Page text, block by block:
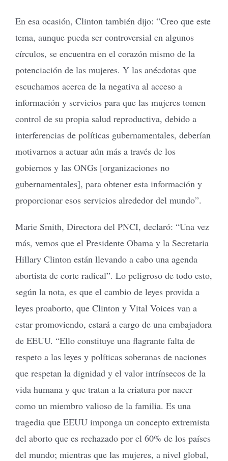
En esa ocasión, Clinton también dijo: “Creo que este
tema, aunque pueda ser controversial en algunos
círculos, se encuentra en el corazón mismo de la
potenciación de las mujeres. Y las anécdotas que
escuchamos acerca de la negativa al acceso a
información y servicios para que las mujeres tomen
control de su propia salud reproductiva, debido a
interferencias de políticas gubernamentales, deberían
motivarnos a actuar aún más a través de los
gobiernos y las ONGs [organizaciones no
gubernamentales], para obtener esta información y
proporcionar esos servicios alrededor del mundo”.
Marie Smith, Directora del PNCI, declaró: “Una vez
más, vemos que el Presidente Obama y la Secretaria
Hillary Clinton están llevando a cabo una agenda
abortista de corte radical”. Lo peligroso de todo esto,
según la nota, es que el cambio de leyes provida a
leyes proaborto, que Clinton y Vital Voices van a
estar promoviendo, estará a cargo de una embajadora
de EEUU. “Ello constituye una flagrante falta de
respeto a las leyes y políticas soberanas de naciones
que respetan la dignidad y el valor intrínsecos de la
vida humana y que tratan a la criatura por nacer
como un miembro valioso de la familia. Es una
tragedia que EEUU imponga un concepto extremista
del aborto que es rechazado por el 60% de los países
del mundo; mientras que las mujeres, a nivel global,